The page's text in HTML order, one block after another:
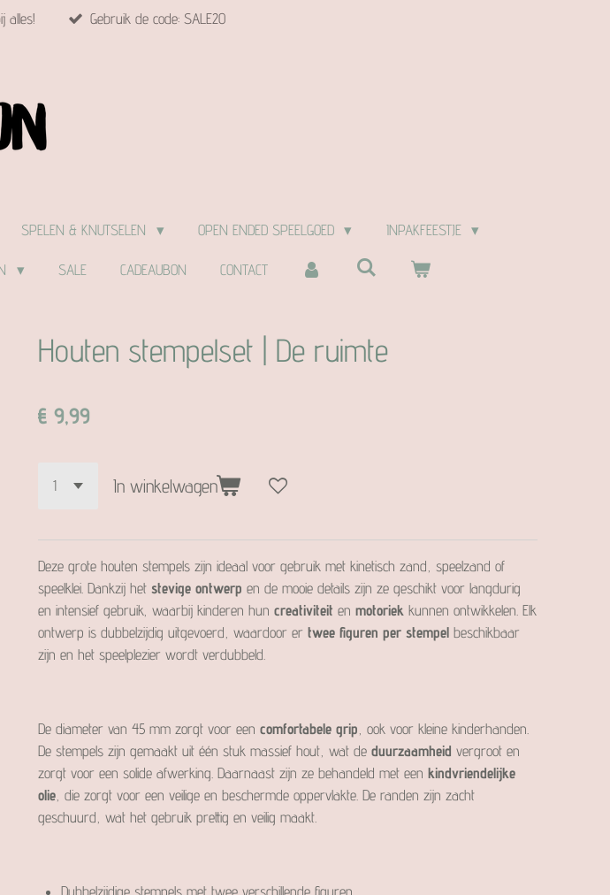
alles! Gebruik de code: SALE20
SPELEN & KNUTSELEN OPEN ENDED SPEELGOED INPAKFEESTJE
SALE CADEAUBON CONTACT
Houten stempelset | De ruimte
€ 9,99
In winkelwagen
Deze grote houten stempels zijn ideaal voor gebruik met kinetisch zand, speelzand of
speelklei. Dankzij het stevige ontwerp en de mooie details zijn ze geschikt voor langdurig
en intensief gebruik, waarbij kinderen hun creativiteit en motoriek kunnen ontwikkelen. Elk
ontwerp is dubbelzijdig uitgevoerd, waardoor er twee figuren per stempel beschikbaar
zijn en het speelplezier wordt verdubbeld.
De diameter van 45 mm zorgt voor een comfortabele grip , ook voor kleine kinderhanden.
De stempels zijn gemaakt uit één stuk massief hout, wat de duurzaamheid vergroot en
zorgt voor een solide afwerking. Daarnaast zijn ze behandeld met een kindvriendelijke
olie , die zorgt voor een veilige en beschermde oppervlakte. De randen zijn zacht
geschuurd, wat het gebruik prettig en veilig maakt.
Dubbelzijdige stempels met twee verschillende figuren